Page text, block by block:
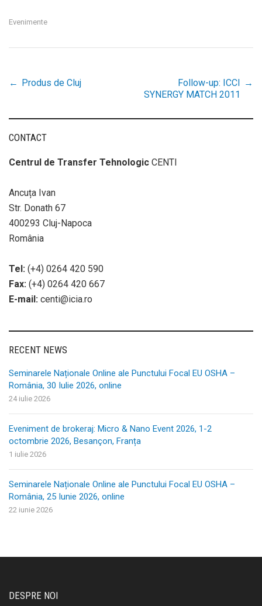
Evenimente
Post
navigation
← Produs de Cluj
Follow-up: ICCI
SYNERGY MATCH 2011
→
CONTACT
Centrul de Transfer Tehnologic CENTI
Ancuța Ivan
Str. Donath 67
400293 Cluj-Napoca
România
Tel: (+4) 0264 420 590
Fax: (+4) 0264 420 667
E-mail: centi@icia.ro
RECENT NEWS
Seminarele Naționale Online ale Punctului Focal EU OSHA –
România, 30 Iulie 2026, online
24 iulie 2026
Eveniment de brokeraj: Micro & Nano Event 2026, 1-2
octombrie 2026, Besançon, Franța
1 iulie 2026
Seminarele Naționale Online ale Punctului Focal EU OSHA –
România, 25 Iunie 2026, online
22 iunie 2026
DESPRE NOI